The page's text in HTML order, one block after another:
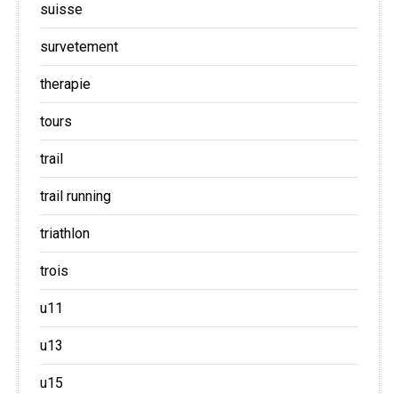
suisse
survetement
therapie
tours
trail
trail running
triathlon
trois
u11
u13
u15